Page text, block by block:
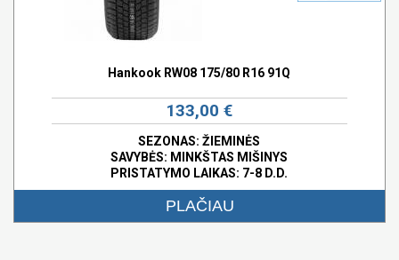
Hankook RW08 175/80 R16 91Q
133,00 €
SEZONAS: ŽIEMINĖS
SAVYBĖS: MINKŠTAS MIŠINYS
PRISTATYMO LAIKAS: 7-8 D.D.
PLAČIAU